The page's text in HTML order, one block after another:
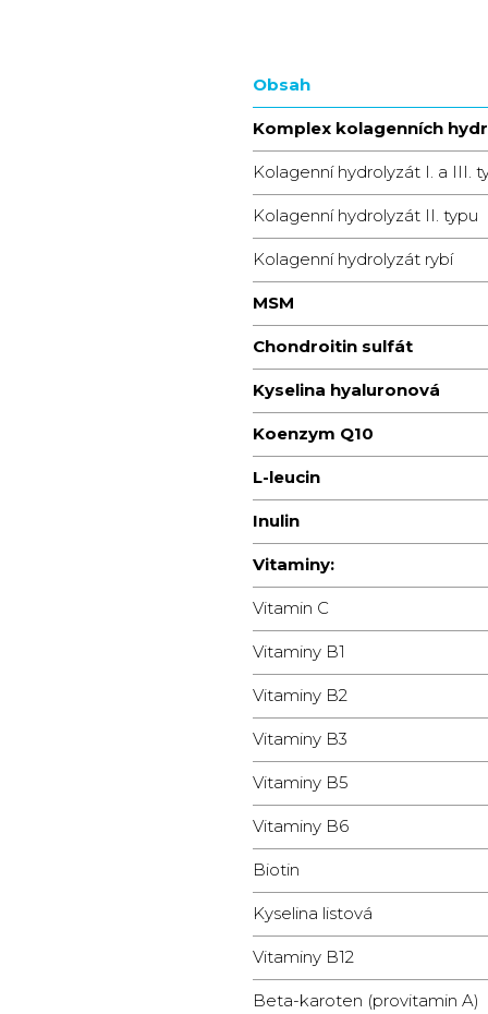
Obsah
Komplex kolagenních
Kolagenní hydrolyzát I. a III.
Kolagenní hydrolyzát II. typu
Kolagenní hydrolyzát rybí
MSM
Chondroitin sulfát
Kyselina hyaluronová
Koenzym Q10
L-leucin
Inulin
Vitaminy:
Vitamin C
Vitaminy B1
Vitaminy B2
Vitaminy B3
Vitaminy B5
Vitaminy B6
Biotin
Kyselina listová
Vitaminy B12
Beta-karoten (provitamin A)